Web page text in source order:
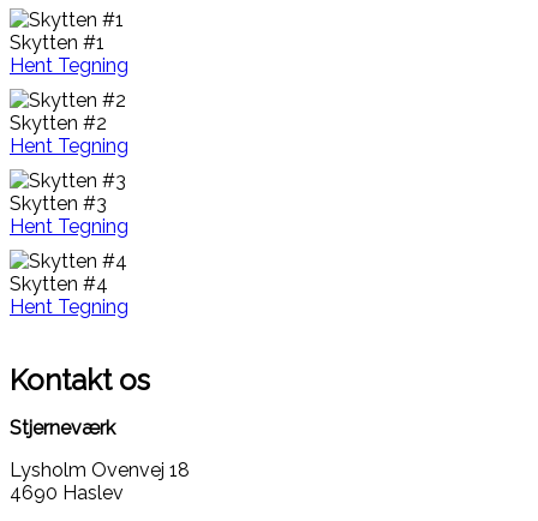
Skytten #1
Hent Tegning
Skytten #2
Hent Tegning
Skytten #3
Hent Tegning
Skytten #4
Hent Tegning
Kontakt os
Stjerneværk
Lysholm Ovenvej 18
4690 Haslev